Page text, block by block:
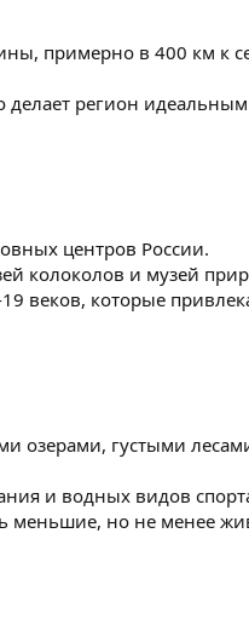
примерно в 400 км к
регион
центров России.
колоколов и музей
веков, которые
озерами, густыми
и водных видов
меньшие, но не менее